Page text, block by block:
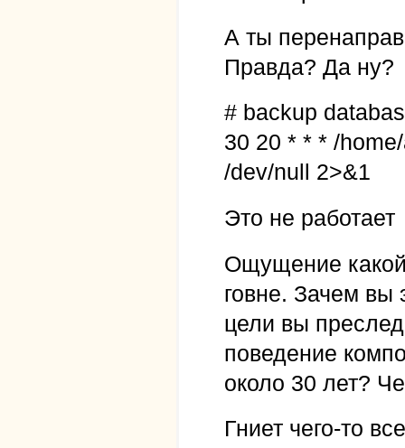
А ты
Правда? Да ну?
# backup
30 20 * * * /
/dev/null 2>&1
Это не работает
Ощущение
говне. Зачем вы
цели вы
поведение
около 30 лет?
Гниет чего-то